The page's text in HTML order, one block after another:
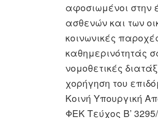
αφοσιωμένοι στην
ασθενών και των
κοινωνικές
καθημερινότητάς
νομοθετικές
χορήγηση του
Κοινή Υπουργική
ΦΕΚ Τεύχος Β’